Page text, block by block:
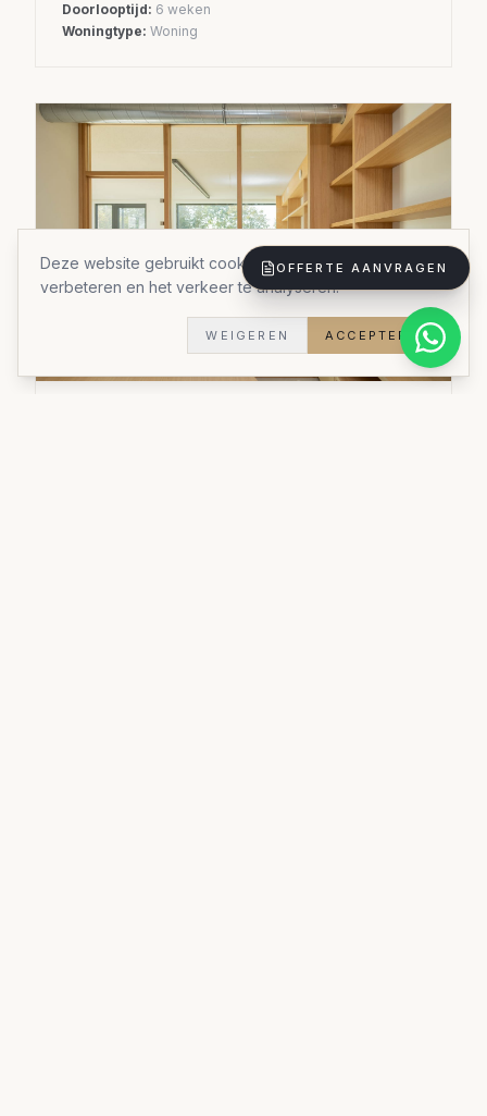
OFFERTE AANVRAGEN
Deze website gebruikt cookies om uw ervaring te
verbeteren en het verkeer te analyseren.
WEIGEREN ACCEPTEREN
Doorlooptijd: 6 weken
Woningtype: Woning